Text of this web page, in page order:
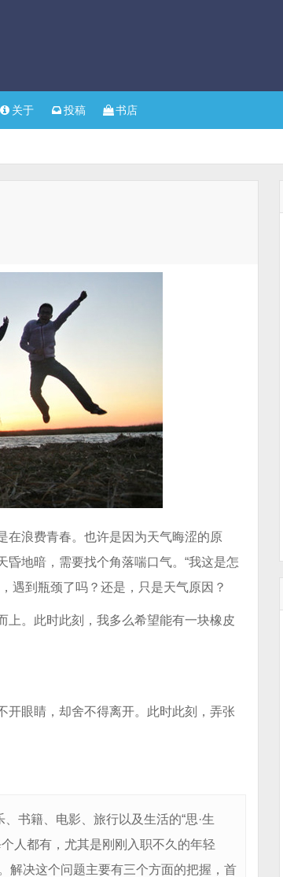
关于 投稿 书店
在浪费青春。也许是因为天气晦涩的原
地暗，需要找个角落喘口气。“我这是怎
遇到瓶颈了吗？还是，只是天气原因 ？
上。此时此刻，我多么希望能有一块橡皮
开眼睛，却舍不得离开。此时此刻，弄张
书籍、电影、旅行以及生活的“思·生
人都有，尤其是刚刚入职不久的年轻
解决这个问题主要有三个方面的把握，首